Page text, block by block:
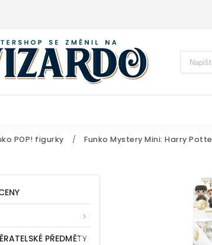
POP! figurky / Funko Mystery Mini: Harry
PŘEDMĚTY